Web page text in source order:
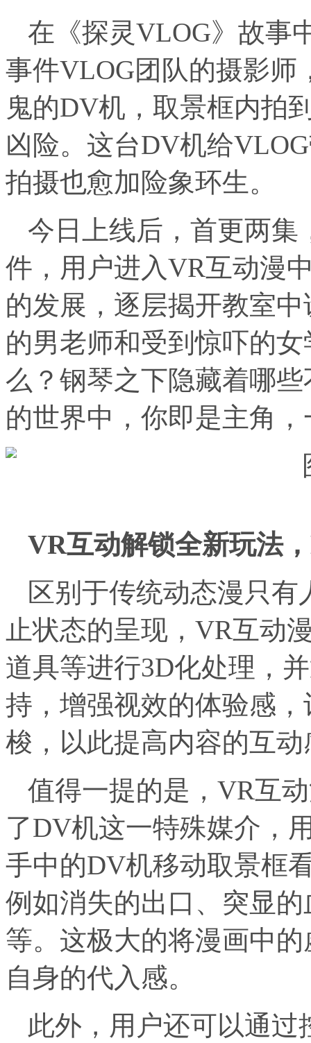
在《探灵VLOG》故事
事件VLOG团队的摄影师
鬼的DV机，取景框内拍
凶险。这台DV机给
拍摄也愈加险象环生。
今日上线后，首更两集
件，用户进入VR互动漫
的发展，逐层揭开教室
的男老师和受到惊吓的
么？钢琴之下隐藏着哪
的世界中，你即是主角
VR互动解锁全新玩法
区别于传统动态漫只
止状态的呈现，VR互动
道具等进行3D化处理，
持，增强视效的体验感
梭，以此提高内容的互动
值得一提的是，VR互
了DV机这一特殊媒介，
手中的DV机移动取景框
例如消失的出口、突显
等。这极大的将漫画中
自身的代入感。
此外，用户还可以通